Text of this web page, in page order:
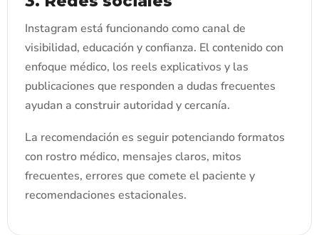
Instagram está funcionando como canal de
visibilidad, educación y confianza. El contenido con
enfoque médico, los reels explicativos y las
publicaciones que responden a dudas frecuentes
ayudan a construir autoridad y cercanía.
La recomendación es seguir potenciando formatos
con rostro médico, mensajes claros, mitos
frecuentes, errores que comete el paciente y
recomendaciones estacionales.